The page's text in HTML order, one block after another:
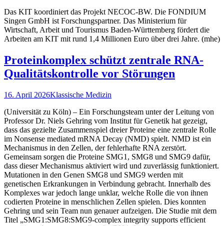
Das KIT koordiniert das Projekt NECOC-BW. Die FONDIUM
Singen GmbH ist Forschungspartner. Das Ministerium für
Wirtschaft, Arbeit und Tourismus Baden-Württemberg fördert die
Arbeiten am KIT mit rund 1,4 Millionen Euro über drei Jahre. (mhe)
Proteinkomplex schützt zentrale RNA-
Qualitätskontrolle vor Störungen
16. April 2026Klassische Medizin
(Universität zu Köln) – Ein Forschungsteam unter der Leitung von
Professor Dr. Niels Gehring vom Institut für Genetik hat gezeigt,
dass das gezielte Zusammenspiel dreier Proteine eine zentrale Rolle
im Nonsense mediated mRNA Decay (NMD) spielt. NMD ist ein
Mechanismus in den Zellen, der fehlerhafte RNA zerstört.
Gemeinsam sorgen die Proteine SMG1, SMG8 und SMG9 dafür,
dass dieser Mechanismus aktiviert wird und zuverlässig funktioniert.
Mutationen in den Genen SMG8 und SMG9 werden mit
genetischen Erkrankungen in Verbindung gebracht. Innerhalb des
Komplexes war jedoch lange unklar, welche Rolle die von ihnen
codierten Proteine in menschlichen Zellen spielen. Dies konnten
Gehring und sein Team nun genauer aufzeigen. Die Studie mit dem
Titel „SMG1:SMG8:SMG9-complex integrity supports efficient